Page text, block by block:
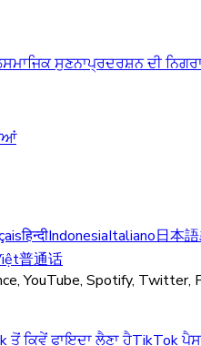
ਸਮਾਜਿਕ ਸੁਣਨਾਪ੍ਰਦਰਸ਼ਨ ਦੀ
हिन्दीIndonesiaItaliano日本語
普通话
YouTube, Spotify, Twitter,
ਕਿਵੇਂ ਫਾਇਦਾ ਲੈਣਾ ਹੈTikTok